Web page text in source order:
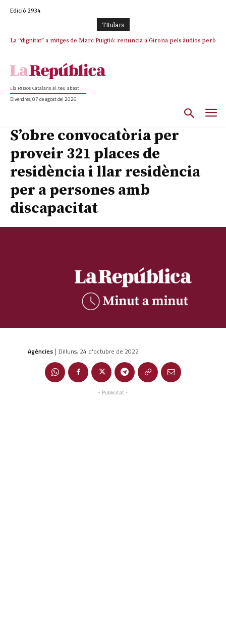
Edició 2934
TItulars
La “dignitat” a mitges de Marc Puigtió: renuncia a Girona pels àudios però
Junts exigeix que Catalunya quedi “fora” del repartiment dels menors
Els Països Catalans al teu abast
Divendres, 07 de agost del 2026
S’obre convocatòria per
proveir 321 places de
residència i llar residència
per a persones amb
discapacitat
Agències | Dilluns, 24 d'octubre de 2022
- Publicitat -